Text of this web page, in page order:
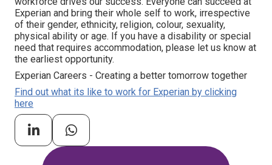
Experian and bring their whole self to work, irrespective
of their gender, ethnicity, religion, colour, sexuality,
physical ability or age. If you have a disability or special
need that requires accommodation, please let us know at
the earliest opportunity.
Experian Careers - Creating a better tomorrow together
Find out what its like to work for Experian by clicking
here